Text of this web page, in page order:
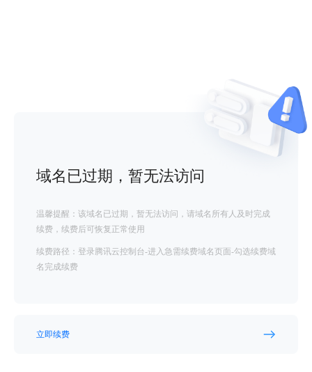
域名已过期，暂无法访问
温馨提醒：该域名已过期，暂无法访问，请域名所有人及时完成
续费，续费后可恢复正常使用
续费路径：登录腾讯云控制台-进入急需续费域名页面-勾选续费域
名完成续费
立即续费